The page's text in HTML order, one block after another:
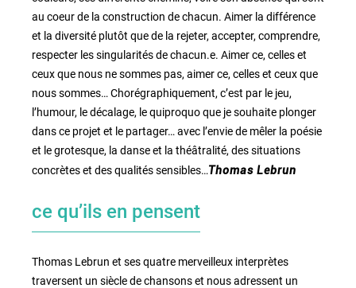
au coeur de la construction de chacun. Aimer la différence
et la diversité plutôt que de la rejeter, accepter, comprendre,
respecter les singularités de chacun.e. Aimer ce, celles et
ceux que nous ne sommes pas, aimer ce, celles et ceux que
nous sommes… Chorégraphiquement, c’est par le jeu,
l’humour, le décalage, le quiproquo que je souhaite plonger
dans ce projet et le partager… avec l’envie de mêler la poésie
et le grotesque, la danse et la théâtralité, des situations
concrètes et des qualités sensibles…Thomas Lebrun
ce qu’ils en pensent
Thomas Lebrun et ses quatre merveilleux interprètes
traversent un siècle de chansons et nous adressent un